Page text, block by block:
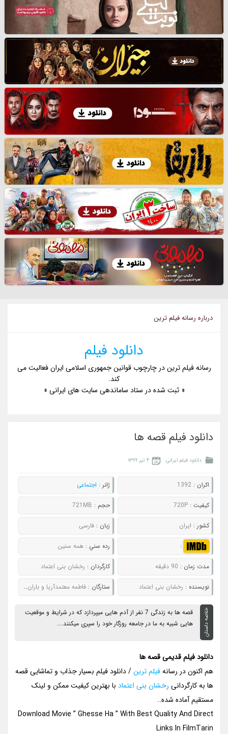
درباره رسانه فيلم ترين
دانلود فیلم
رسانه فیلم ترین در چارچوب قوانین جمهوری اسلامی ایران فعالیت می
کند.
« ثبت شده در ستاد ساماندهی سایت های ایرانی »
دانلود فیلم قصه ها
دانلود فیلم ایرانی ۴ تیر ۱۳۹۹
اکران :1392 ژانر : اجتماعی
کيفيت :720P حجم : 721MB
کشور : ایران زبان : فارسی
: رده سني : همه سنین
مدت زمان : 90 دقیقه کارگردان : رخشان بنی اعتماد
نويسنده : رخشان بنی اعتماد ستارگان : فاطمه معتمدآریا و باران کوثری
خلاصه داستان
قصه ها به زندگی 7 نفر از آدم هایی میپردازد که در شرایط و موقعیت
هایی شبیه به ما در جامعه روزگار خود را سپری میکنند....
دانلود فیلم قدیمی قصه ها
هم اکنون در رسانهفیلم ترین/ دانلود فیلم بسیار جذاب و تماشایی قصه
ها به کارگردانی رخشان بنی اعتماد با بهترین کیفیت ممکن و لینک
مستقیم آماده شده..
Download Movie ” Ghesse Ha ” With Best Quality And Direct
Links In FilmTarin